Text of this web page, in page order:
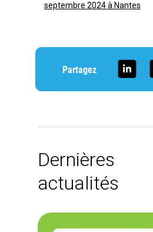
septembre 2024 à Nantes
Partagez
Dernières
actualités